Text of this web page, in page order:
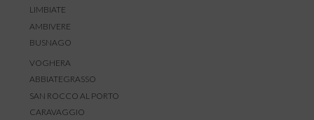
LIMBIATE
AMBIVERE
BUSNAGO
VOGHERA
ABBIATEGRASSO
SAN ROCCO AL PORTO
CARAVAGGIO